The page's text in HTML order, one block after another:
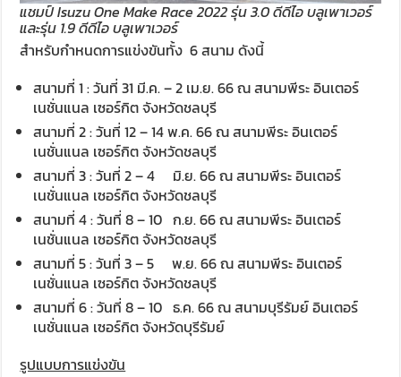
แชมป์ Isuzu One Make Race 2022 รุ่น 3.0 ดีดีไอ บลูเพาเวอร์
และรุ่น 1.9 ดีดีไอ บลูเพาเวอร์
สำหรับกำหนดการแข่งขันทั้ง 6 สนาม ดังนี้
สนามที่ 1 : วันที่ 31 มี.ค. – 2 เม.ย. 66 ณ สนามพีระ อินเตอร์
เนชั่นแนล เซอร์กิต จังหวัดชลบุรี
สนามที่ 2 : วันที่ 12 – 14 พ.ค. 66 ณ สนามพีระ อินเตอร์
เนชั่นแนล เซอร์กิต จังหวัดชลบุรี
สนามที่ 3 : วันที่ 2 – 4 มิ.ย. 66 ณ สนามพีระ อินเตอร์
เนชั่นแนล เซอร์กิต จังหวัดชลบุรี
สนามที่ 4 : วันที่ 8 – 10 ก.ย. 66 ณ สนามพีระ อินเตอร์
เนชั่นแนล เซอร์กิต จังหวัดชลบุรี
สนามที่ 5 : วันที่ 3 – 5 พ.ย. 66 ณ สนามพีระ อินเตอร์
เนชั่นแนล เซอร์กิต จังหวัดชลบุรี
สนามที่ 6 : วันที่ 8 – 10 ธ.ค. 66 ณ สนามบุรีรัมย์ อินเตอร์
เนชั่นแนล เซอร์กิต จังหวัดบุรีรัมย์
รูปแบบการแข่งขัน